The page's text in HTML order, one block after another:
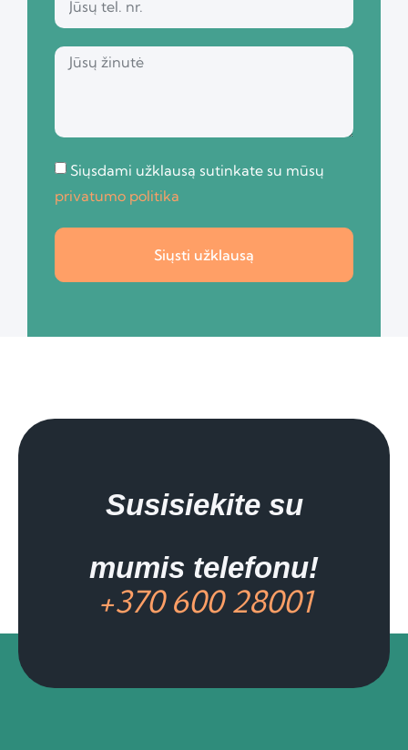
Siųsdami užklausą sutinkate su mūsų
privatumo politika
Siųsti užklausą
Susisiekite su
mumis telefonu!
+370 600 28001